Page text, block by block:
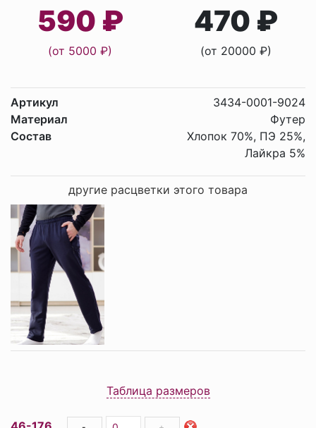
590 ₽
(от 5000 ₽)
470 ₽
(от 20000 ₽)
Артикул
3434-0001-9024
Материал
Футер
Состав
Хлопок 70%, ПЭ 25%,
Лайкра 5%
другие расцветки этого товара
Таблица размеров